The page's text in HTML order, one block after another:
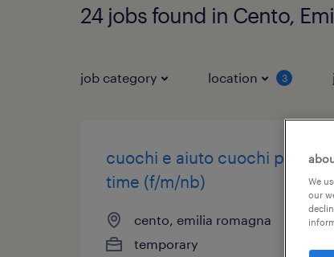
24 jobs found in Cento,
job category location 3
cuochi e aiuto cuochi part
time (f/m/nb)
cento, emilia romagna
temporary
We
our